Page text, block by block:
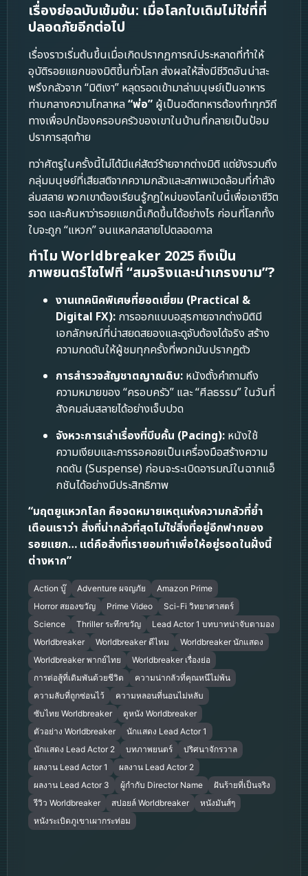
เรื่องย่อฉบับเข้มข้น: เมื่อโลกใบเดิมไม่ใช่ที่ที่
ปลอดภัยอีกต่อไป
เรื่องราวเริ่มต้นขึ้นเมื่อเกิดปรากฏการณ์ประหลาดที่ทำให้
อุบัติรอยแยกของมิติขึ้นทั่วโลก ส่งผลให้สิ่งมีชีวิตอันน่าสะ
พรึงกลัวจาก “มิติเงา” หลุดรอดเข้ามาล่ามนุษย์เป็นอาหาร
ท่ามกลางความโกลาหล“พ่อ” ผู้เป็นอดีตทหารต้องทำทุกวิถี
ทางเพื่อปกป้องครอบครัวของเขาในบ้านที่กลายเป็นป้อม
ปราการสุดท้าย
ทว่าศัตรูในครั้งนี้ไม่ได้มีแค่สัตว์ร้ายจากต่างมิติ แต่ยังรวมถึง
กลุ่มมนุษย์ที่เสียสติจากความกลัวและสภาพแวดล้อมที่กำลัง
ล่มสลาย พวกเขาต้องเรียนรู้กฎใหม่ของโลกใบนี้เพื่อเอาชีวิต
รอด และค้นหาว่ารอยแยกนี้เกิดขึ้นได้อย่างไร ก่อนที่โลกทั้ง
ใบจะถูก “แหวก” จนแหลกสลายไปตลอดกาล
ทำไม Worldbreaker 2025 ถึงเป็น
ภาพยนตร์ไซไฟที่ “สมจริงและน่าเกรงขาม”?
งานเทคนิคพิเศษที่ยอดเยี่ยม (Practical &
Digital FX): การออกแบบอสุรกายจากต่างมิติมี
เอกลักษณ์ที่น่าสยดสยองและดูจับต้องได้จริง สร้าง
ความกดดันให้ผู้ชมทุกครั้งที่พวกมันปรากฏตัว
การสำรวจสัญชาตญาณดิบ: หนังตั้งคำถามถึง
ความหมายของ “ครอบครัว” และ “ศีลธรรม” ในวันที่
สังคมล่มสลายได้อย่างเจ็บปวด
จังหวะการเล่าเรื่องที่บีบคั้น (Pacing): หนังใช้
ความเงียบและการรอคอยเป็นเครื่องมือสร้างความ
กดดัน (Suspense) ก่อนจะระเบิดอารมณ์ในฉากแอ็
กชันได้อย่างมีประสิทธิภาพ
“มฤตยูแหวกโลก คือจดหมายเหตุแห่งความกลัวที่ย้ำ
เตือนเราว่า สิ่งที่น่ากลัวที่สุดไม่ใช่สิ่งที่อยู่อีกฟากของ
รอยแยก… แต่คือสิ่งที่เรายอมทำเพื่อให้อยู่รอดในฝั่งนี้
ต่างหาก”
Action บู๊ Adventure ผจญภัย
Amazon Prime
Horror สยองขวัญ
Prime Video
Sci-Fi วิทยาศาสตร์
Science
Thriller ระทึกขวัญ
Lead Actor 1 บทบาทน่าจับตามอง
Worldbreaker
Worldbreaker ดีไหม
Worldbreaker นักแสดง
Worldbreaker พากย์ไทย
Worldbreaker เรื่องย่อ
การต่อสู้ที่เดิมพันด้วยชีวิต
ความน่ากลัวที่คุณหนีไม่พ้น
ความลับที่ถูกซ่อนไว้
ความหลอนที่นอนไม่หลับ
ซับไทย Worldbreaker
ดูหนัง Worldbreaker
ตัวอย่าง Worldbreaker
นักแสดง Lead Actor 1
นักแสดง Lead Actor 2
บทภาพยนตร์
ปริศนาจักรวาล
ผลงาน Lead Actor 1
ผลงาน Lead Actor 2
ผลงาน Lead Actor 3
ผู้กำกับ Director Name
ฝันร้ายที่เป็นจริง
รีวิว Worldbreaker
สปอยล์ Worldbreaker
หนังมันส์ๆ
หนังระเบิดภูเขาเผากระท่อม